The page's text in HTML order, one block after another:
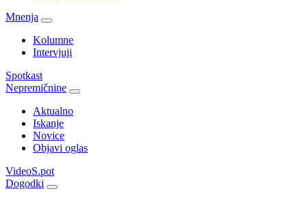
Mnenja
Kolumne
Intervjuji
Spotkast
Nepremičnine
Aktualno
Iskanje
Novice
Objavi oglas
VideoS.pot
Dogodki